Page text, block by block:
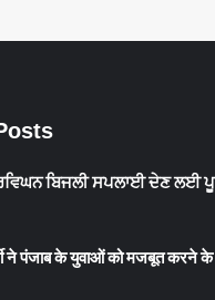
ਬਿਜਲੀ ਸਪਲਾਈ ਦੇਣ ਲਈ
ने पंजाब के युवाओं को मजबूत करने के